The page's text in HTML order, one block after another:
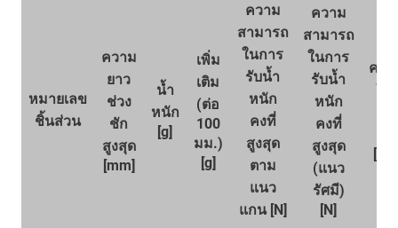
หมายเลข
ชิ้นส่วน
ความ
ยาว
ช่วง
ชัก
สูงสุด
[mm]
น้ำ
หนัก
[g]
เพิ่ม
เติม
(ต่อ
100
มม.)
[g]
ความ
สามารถ
ในการ
รับน้ำ
หนัก
คงที่
สูงสุด
ตาม
แนว
แกน [N]
ความ
สามารถ
ในการ
รับน้ำ
หนัก
คงที่
สูงสุด
(แนว
รัศมี)
[N]
ควา
ใน
[U/